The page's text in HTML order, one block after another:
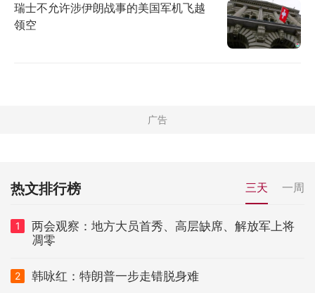
瑞士不允许涉伊朗战事的美国军机飞越
领空
热文排行榜 三天 一周
1
两会观察：地方大员首秀、高层缺席、解放军上将
凋零
2 韩咏红：特朗普一步走错脱身难